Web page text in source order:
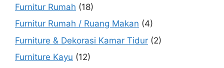
Furnitur Rumah (18)
Furnitur Rumah / Ruang Makan (4)
Furniture & Dekorasi Kamar Tidur (2)
Furniture Kayu (12)